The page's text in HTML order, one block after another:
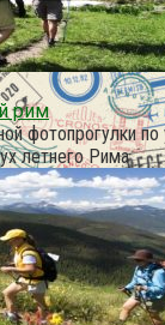
рим
фотопрогулки по
летнего Рима